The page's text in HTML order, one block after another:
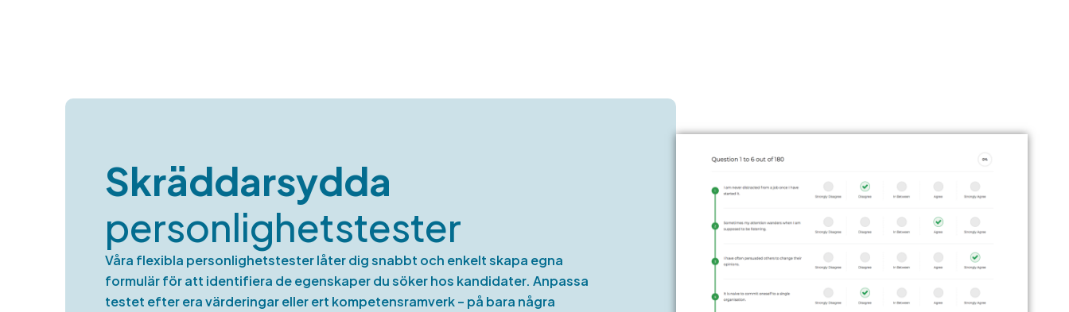
Skräddarsydda
personlighetstester
Våra flexibla personlighetstester låter dig snabbt och enkelt skapa egna
formulär för att identifiera de egenskaper du söker hos kandidater. Anpassa
testet efter era värderingar eller ert kompetensramverk – på bara några